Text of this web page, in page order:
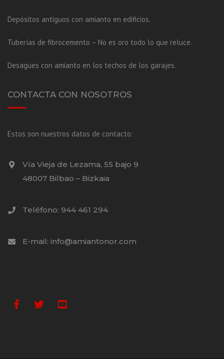
Depósitos antiguos con amianto en edificios.
Tuberías de fibrocemento – No es oro todo lo que reluce.
Desagües con amianto en los techos de los garajes.
CONTACTA CON NOSOTROS
Estos son nuestros datos de contacto:
Vía Vieja de Lezama, 55 bajo 9
48007 Bilbao – Bizkaia
Teléfono: 944 461 294
E-mail: info@amiantonor.com
Facebook
TwitterYoutube